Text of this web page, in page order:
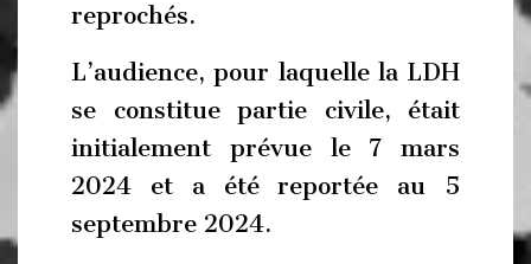
reprochés.
L’audience, pour laquelle la LDH
se constitue partie civile, était
initialement prévue le 7 mars
2024 et a été reportée au 5
septembre 2024.